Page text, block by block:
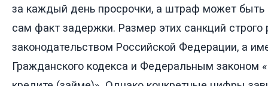
за каждый день просрочки, а штраф может
сам факт задержки. Размер этих санкций строго
законодательством Российской Федерации, а
Гражданского кодекса и Федеральным законом